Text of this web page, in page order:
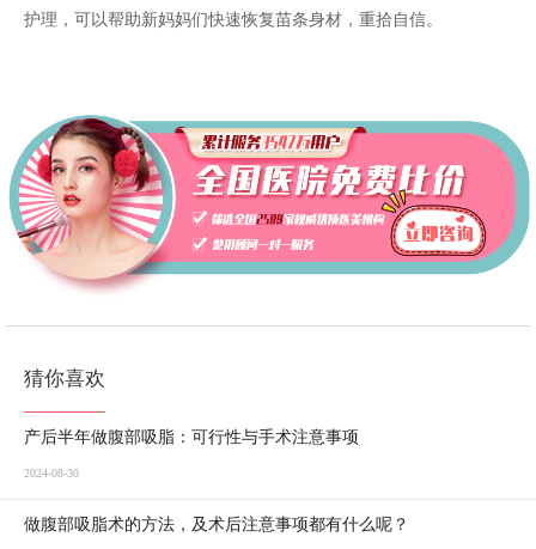
护理，可以帮助新妈妈们快速恢复苗条身材，重拾自信。
猜你喜欢
产后半年做腹部吸脂：可行性与手术注意事项
2024-08-30
做腹部吸脂术的方法，及术后注意事项都有什么呢？